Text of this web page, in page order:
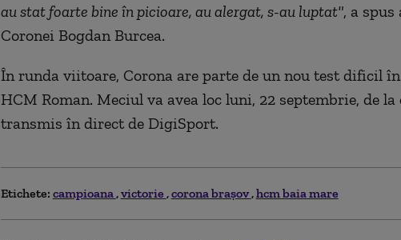
au stat foarte bine în picioare, au alergat, s-au luptat", a
Coronei Bogdan Burcea.
În runda viitoare, Corona are parte de un nou test dificil
HCM Roman. Meciul va avea loc luni, 22 septembrie, de la
transmis în direct de DigiSport.
Etichete: campioana victorie corona braşov hcm baia mare